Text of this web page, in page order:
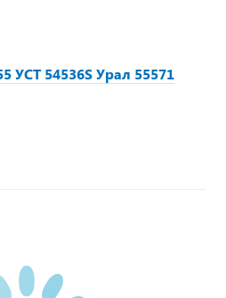
54536S Урал 55571